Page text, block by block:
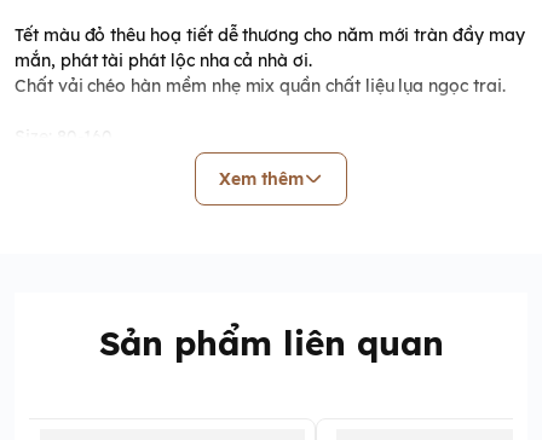
Tết màu đỏ thêu hoạ tiết dễ thương cho năm mới tràn đầy may
mắn, phát tài phát lộc nha cả nhà ơi.
Chất vải chéo hàn mềm nhẹ mix quần chất liệu lụa ngọc trai.
150: 31-35KG
Xem thêm
Sản phẩm liên quan